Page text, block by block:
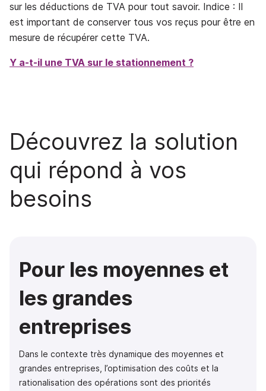
sur les déductions de TVA pour tout savoir. Indice : Il
est important de conserver tous vos reçus pour être en
mesure de récupérer cette TVA.
Y a-t-il une TVA sur le stationnement ?
Découvrez la solution
qui répond à vos
besoins
Pour les moyennes et
les grandes
entreprises
Dans le contexte très dynamique des moyennes et
grandes entreprises, l’optimisation des coûts et la
rationalisation des opérations sont des priorités